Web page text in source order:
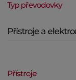
Typ převodovky
Přístroje a
Přístroje